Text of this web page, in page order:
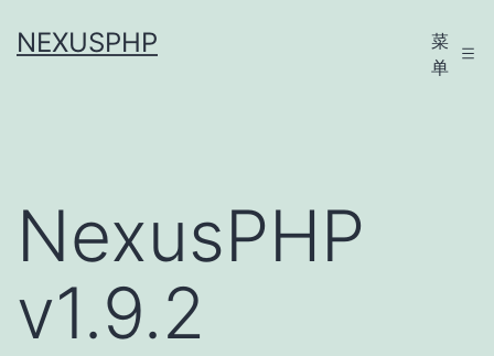
至NEXUSPHP
菜
单
NexusPHP
v1.9.2